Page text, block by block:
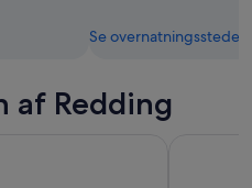
Se overnatningssteder
af Redding